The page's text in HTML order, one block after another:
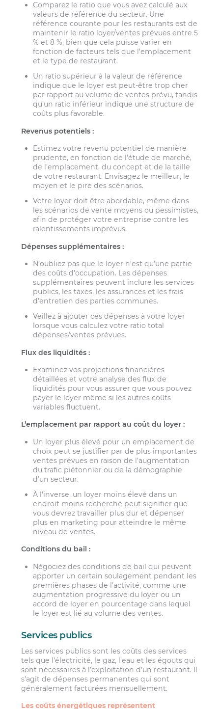
Comparez le ratio que vous avez calculé aux
valeurs de référence du secteur. Une
référence courante pour les restaurants est de
maintenir le ratio loyer/ventes prévues entre 5
% et 8 %, bien que cela puisse varier en
fonction de facteurs tels que l’emplacement
et le type de restaurant.
Un ratio supérieur à la valeur de référence
indique que le loyer est peut-être trop cher
par rapport au volume de ventes prévu, tandis
qu’un ratio inférieur indique une structure de
coûts plus favorable.
Revenus potentiels :
Estimez votre revenu potentiel de manière
prudente, en fonction de l’étude de marché,
de l’emplacement, du concept et de la taille
de votre restaurant. Envisagez le meilleur, le
moyen et le pire des scénarios.
Votre loyer doit être abordable, même dans
les scénarios de vente moyens ou pessimistes,
afin de protéger votre entreprise contre les
ralentissements imprévus.
Dépenses supplémentaires :
N’oubliez pas que le loyer n’est qu’une partie
des coûts d’occupation. Les dépenses
supplémentaires peuvent inclure les services
publics, les taxes, les assurances et les frais
d’entretien des parties communes.
Veillez à ajouter ces dépenses à votre loyer
lorsque vous calculez votre ratio total
dépenses/ventes prévues.
Flux des liquidités :
Examinez vos projections financières
détaillées et votre analyse des flux de
liquidités pour vous assurer que vous pouvez
payer le loyer même si les autres coûts
variables fluctuent.
L’emplacement par rapport au coût du loyer :
Un loyer plus élevé pour un emplacement de
choix peut se justifier par de plus importantes
ventes prévues en raison de l’augmentation
du trafic piétonnier ou de la démographie
d’un secteur.
À l’inverse, un loyer moins élevé dans un
endroit moins recherché peut signifier que
vous devrez travailler plus dur et dépenser
plus en marketing pour atteindre le même
niveau de ventes.
Conditions du bail :
Négociez des conditions de bail qui peuvent
apporter un certain soulagement pendant les
premières phases de l’activité, comme une
augmentation progressive du loyer ou un
accord de loyer en pourcentage dans lequel
le loyer est lié au volume des ventes.
Services publics
Les services publics sont les coûts des services
tels que l’électricité, le gaz, l’eau et les égouts qui
sont nécessaires à l’exploitation d’un restaurant. Il
s’agit de dépenses permanentes qui sont
généralement facturées mensuellement.
Les coûts énergétiques représentent